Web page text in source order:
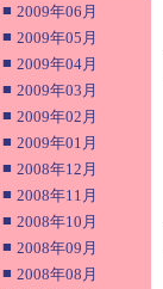
■ 2009年06月
■ 2009年05月
■ 2009年04月
■ 2009年03月
■ 2009年02月
■ 2009年01月
■ 2008年12月
■ 2008年11月
■ 2008年10月
■ 2008年09月
■ 2008年08月